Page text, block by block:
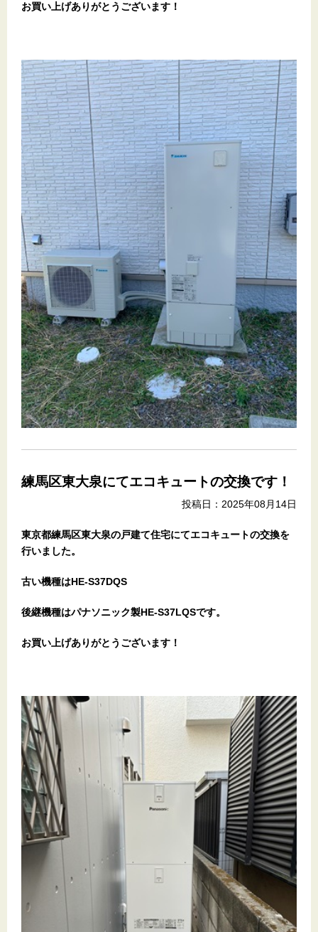
お買い上げありがとうございます！
練馬区東大泉にてエコキュートの交換です！
投稿日：2025年08月14日
東京都練馬区東大泉の戸建て住宅にてエコキュートの交換を
行いました。
古い機種はHE-S37DQS
後継機種はパナソニック製HE-S37LQSです。
お買い上げありがとうございます ！